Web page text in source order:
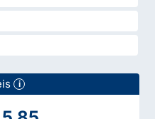
i